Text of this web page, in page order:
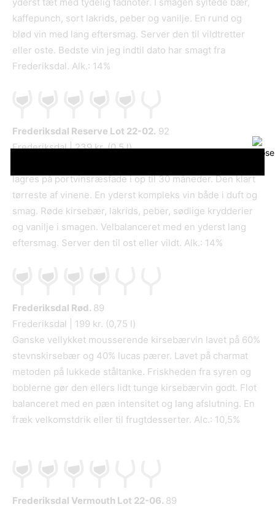
kaffepunch, sort lakrids, peber og vanilje. En rund og
blød vin med lang eftersmag. Server den til vildtretter
eller oste. Bedste vin jeg indtil dato har smagt fra
Frederiksdal. Alk.: 14%
Frederiksdal Reserve Lot 22-02. 92
Frederiksdal | 239 kr. (0,5 l)
lagres på portvinsræsfade i op til 30 måneder. Den klart
tørreste af vinene. En yderst kompleks vin både i duft og
smag. Røde kirsebær, lakrids, peber, sødlige krydderier
og vanilje i smagen. Velbalanceret med en yderst lang
eftersmag. Server den til ost eller vildt. Alk.: 14%
Frederiksdal Rød. 89
Frederiksdal | 199 kr. (0,75 l)
Ganske vellykket mousserende kirsebærvin lavet på 60%
stevnskirsebær og 40% lucas pærer. Lavet på charmat
metoden på lukkede ståltanke. Friskheden fra syren og
boblerne gør den ellers lidt tunge kirsebærvin godt. Flot
balanceret med en pæn intensitet og lang afslutning. En
fræk velkomstdrik eller til frugtdesserter. Alc.: 10,5%
Frederiksdal Vermouth Lot 22-06. 89